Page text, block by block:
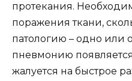
протекания.
поражения ткани,
патологию – одно или
пневмонию
жалуется на быстрое